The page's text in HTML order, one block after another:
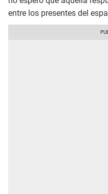
entre los presentes del